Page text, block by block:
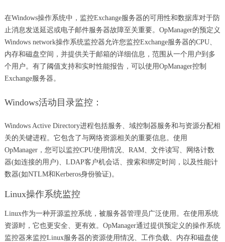
在Windows操作系统中，监控Exchange服务器的可用性和数据库对于防
止消息发送延迟或电子邮件服务器故障至关重要。OpManager的预定义
Windows network操作系统监控器允许您监控Exchange服务器的CPU、
内存和磁盘空间，并提供关于邮箱的详细信息，范围从一个用户到多
个用户。有了阈值支持和实时性能报告，可以使用OpManager控制
Exchange服务器。
Windows活动目录监控：
Windows Active Directory进程包括服务、域控制器服务和与资源分配相
关的关键进程。它包含了与网络资源相关的重要信息。使用
OpManager，您可以监控CPU使用情况、RAM、文件读写、网络计数
器(如连接的用户)、LDAP客户机会话、搜索和绑定时间，以及性能计
数器(如NTLM和Kerberos身份验证)。
Linux操作系统监控
Linux作为一种开源监控系统，被服务器管理员广泛使用。在使用系统
资源时，它也更安全、更有效。OpManager通过提供预定义的操作系统
监控器来监控Linux服务器的资源使用情况、工作负载、内存和磁盘使